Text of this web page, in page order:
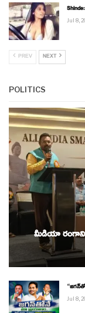
Jul 8,
PREV NEXT
POLITICS
మీడియా రంగానికి
Jul 8,